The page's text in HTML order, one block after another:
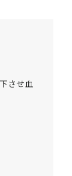
させ血